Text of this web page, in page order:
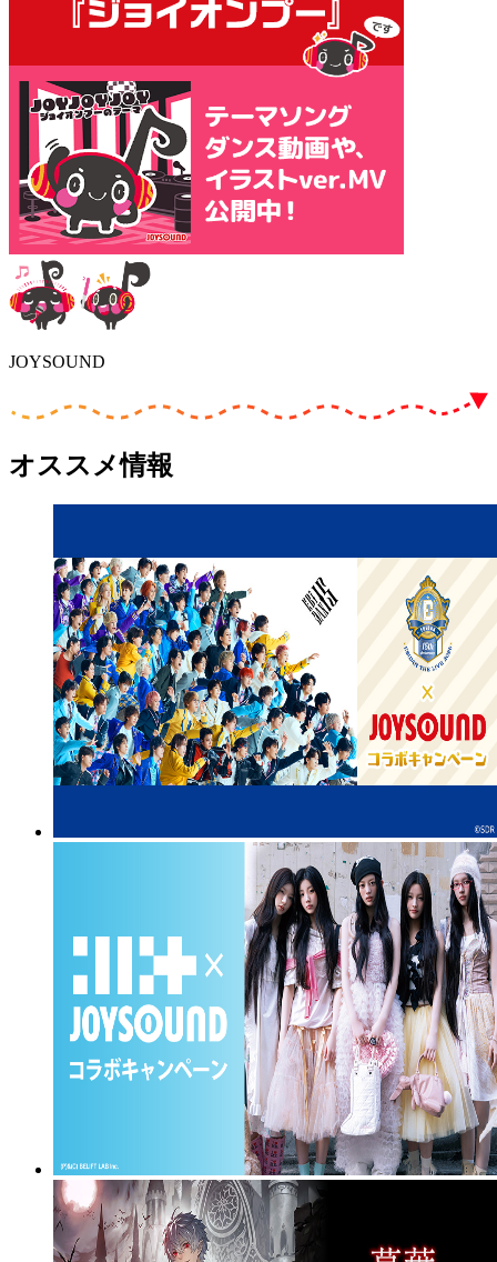
JOYSOUND
オススメ情報